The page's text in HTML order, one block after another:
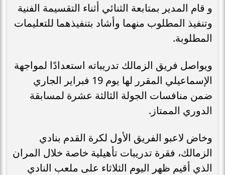
و قام المدير بمتابعة الثنائي أثناء التقسيمة الفنية
وتنفيذ المطلوب منهما وأشاد بتنفيذهما للتعليمات
المطلوبة.
ويواصل فريق الزمالك تدريباته استعدادًا لمواجهة
الإسماعيلي المقرر لها يوم 19 فبراير الجاري
ضمن منافسات الجولة الثالثة عشرة لمسابقة
الدوري الممتاز.
وخاض لاعبو الفريق الأول لكرة القدم بنادي
الزمالك، فقرة تدريبات تأهيلية خاصة خلال المران
الذي أقيم ظهر اليوم الثلاثاء على ملعب النادي